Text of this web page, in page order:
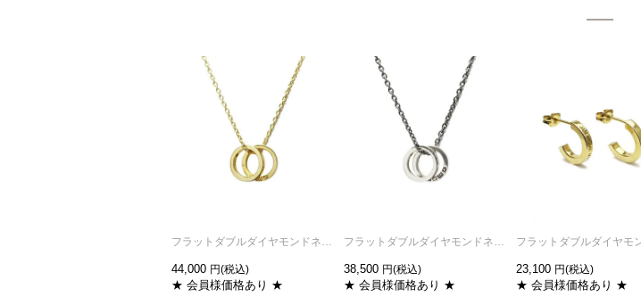
44,000
★ 会員様価格あり ★
38,500
★ 会員様価格あり ★
23,100
★ 会員様価格あり ★